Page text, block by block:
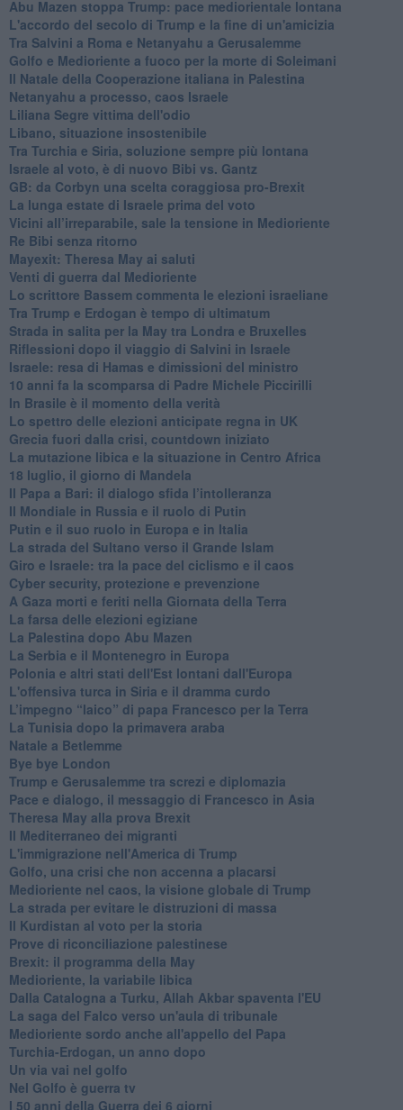
Abu Mazen stoppa Trump: pace mediorientale lontana
L'accordo del secolo di Trump e la fine di un'amicizia
Tra Salvini a Roma e Netanyahu a Gerusalemme
Golfo e Medioriente a fuoco per la morte di Soleimani
Il Natale della Cooperazione italiana in Palestina
Netanyahu a processo, caos Israele
Liliana Segre vittima dell'odio
Libano, situazione insostenibile
Tra Turchia e Siria, soluzione sempre più lontana
Israele al voto, è di nuovo Bibi vs. Gantz
GB: da Corbyn una scelta coraggiosa pro-Brexit
La lunga estate di Israele prima del voto
Vicini all’irreparabile, sale la tensione in Medioriente
Re Bibi senza ritorno
Mayexit: Theresa May ai saluti
Venti di guerra dal Medioriente
Lo scrittore Bassem commenta le elezioni israeliane
Tra Trump e Erdogan è tempo di ultimatum
Strada in salita per la May tra Londra e Bruxelles
Riflessioni dopo il viaggio di Salvini in Israele
Israele: resa di Hamas e dimissioni del ministro
10 anni fa la scomparsa di Padre Michele Piccirilli
In Brasile è il momento della verità
Lo spettro delle elezioni anticipate regna in UK
Grecia fuori dalla crisi, countdown iniziato
La mutazione libica e la situazione in Centro Africa
18 luglio, il giorno di Mandela
Il Papa a Bari: il dialogo sfida l’intolleranza
Il Mondiale in Russia e il ruolo di Putin
Putin e il suo ruolo in Europa e in Italia
La strada del Sultano verso il Grande Islam
Giro e Israele: tra la pace del ciclismo e il caos
Cyber security, protezione e prevenzione
A Gaza morti e feriti nella Giornata della Terra
La farsa delle elezioni egiziane
La Palestina dopo Abu Mazen
La Serbia e il Montenegro in Europa
Polonia e altri stati dell'Est lontani dall'Europa
L'offensiva turca in Siria e il dramma curdo
L’impegno “laico” di papa Francesco per la Terra
La Tunisia dopo la primavera araba
Natale a Betlemme
Bye bye London
Trump e Gerusalemme tra screzi e diplomazia
Pace e dialogo, il messaggio di Francesco in Asia
Theresa May alla prova Brexit
Il Mediterraneo dei migranti
L'immigrazione nell'America di Trump
Golfo, una crisi che non accenna a placarsi
Medioriente nel caos, la visione globale di Trump
La strada per evitare le distruzioni di massa
Il Kurdistan al voto per la storia
Prove di riconciliazione palestinese
Brexit: il programma della May
Medioriente, la variabile libica
Dalla Catalogna a Turku, Allah Akbar spaventa l'EU
La saga del Falco verso un'aula di tribunale
Medioriente sordo anche all'appello del Papa
Turchia-Erdogan, un anno dopo
Un via vai nel golfo
Nel Golfo è guerra tv
I 50 anni della Guerra dei 6 giorni